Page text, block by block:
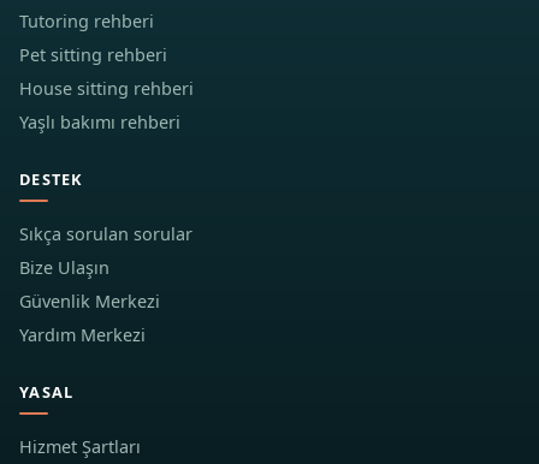
Tutoring rehberi
Pet sitting rehberi
House sitting rehberi
Yaşlı bakımı rehberi
DESTEK
Sıkça sorulan sorular
Bize Ulaşın
Güvenlik Merkezi
Yardım Merkezi
YASAL
Hizmet Şartları